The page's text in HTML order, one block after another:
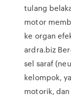
tulang
motor
ke organ
ardra.biz
sel saraf
kelompok,
motorik,